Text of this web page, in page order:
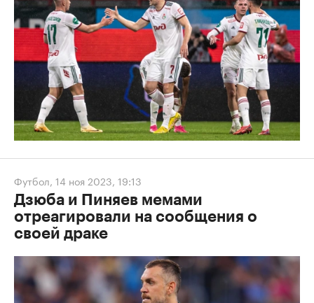
Футбол, 14 ноя 2023, 19:13
Дзюба и Пиняев мемами
отреагировали на сообщения о
своей драке